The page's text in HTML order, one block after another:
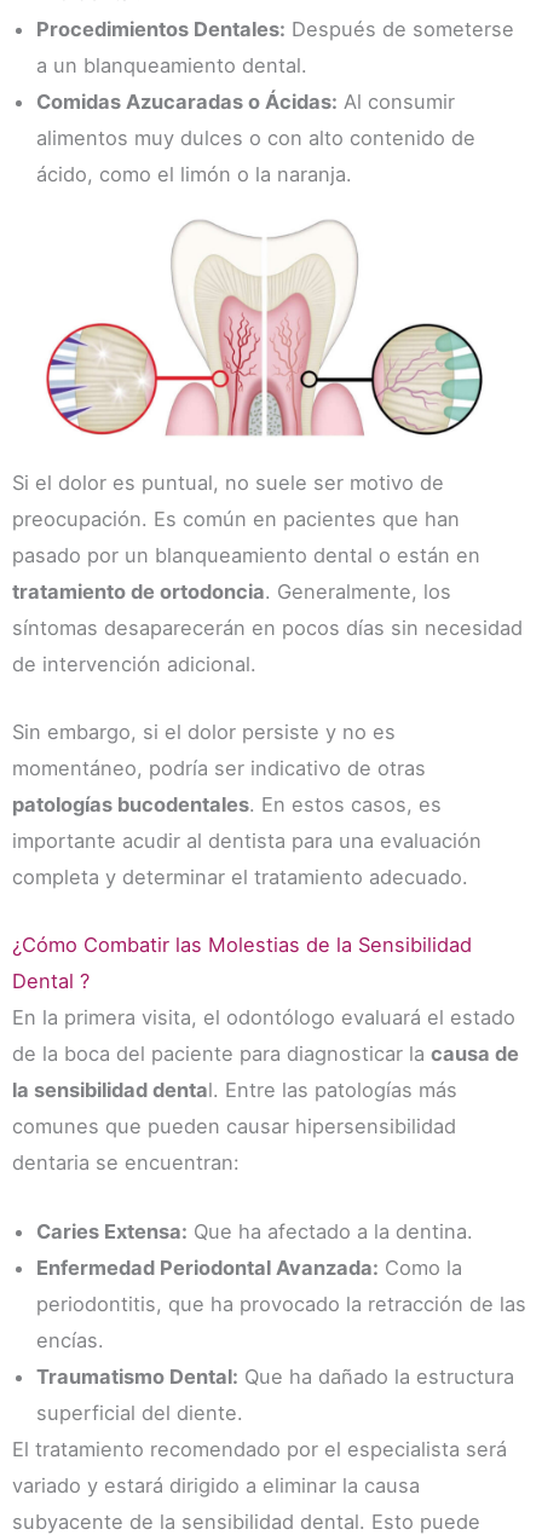
Procedimientos Dentales: Después de someterse
a un blanqueamiento dental.
Comidas Azucaradas o Ácidas: Al consumir
alimentos muy dulces o con alto contenido de
ácido, como el limón o la naranja.
Si el dolor es puntual, no suele ser motivo de
preocupación. Es común en pacientes que han
pasado por un blanqueamiento dental o están en
tratamiento de ortodoncia. Generalmente, los
síntomas desaparecerán en pocos días sin necesidad
de intervención adicional.
Sin embargo, si el dolor persiste y no es
momentáneo, podría ser indicativo de otras
patologías bucodentales. En estos casos, es
importante acudir al dentista para una evaluación
completa y determinar el tratamiento adecuado.
¿Cómo Combatir las Molestias de la Sensibilidad
Dental ?
En la primera visita, el odontólogo evaluará el estado
de la boca del paciente para diagnosticar la causa de
la sensibilidad dental. Entre las patologías más
comunes que pueden causar hipersensibilidad
dentaria se encuentran:
Caries Extensa: Que ha afectado a la dentina.
Enfermedad Periodontal Avanzada: Como la
periodontitis, que ha provocado la retracción de las
encías.
Traumatismo Dental: Que ha dañado la estructura
superficial del diente.
El tratamiento recomendado por el especialista será
variado y estará dirigido a eliminar la causa
subyacente de la sensibilidad dental. Esto puede